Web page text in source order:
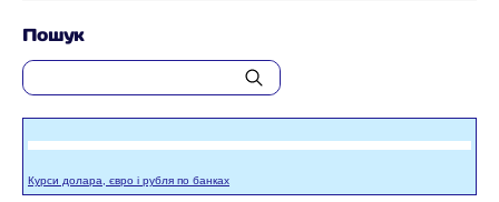
Пошук
Курси долара, євро і рубля по банках